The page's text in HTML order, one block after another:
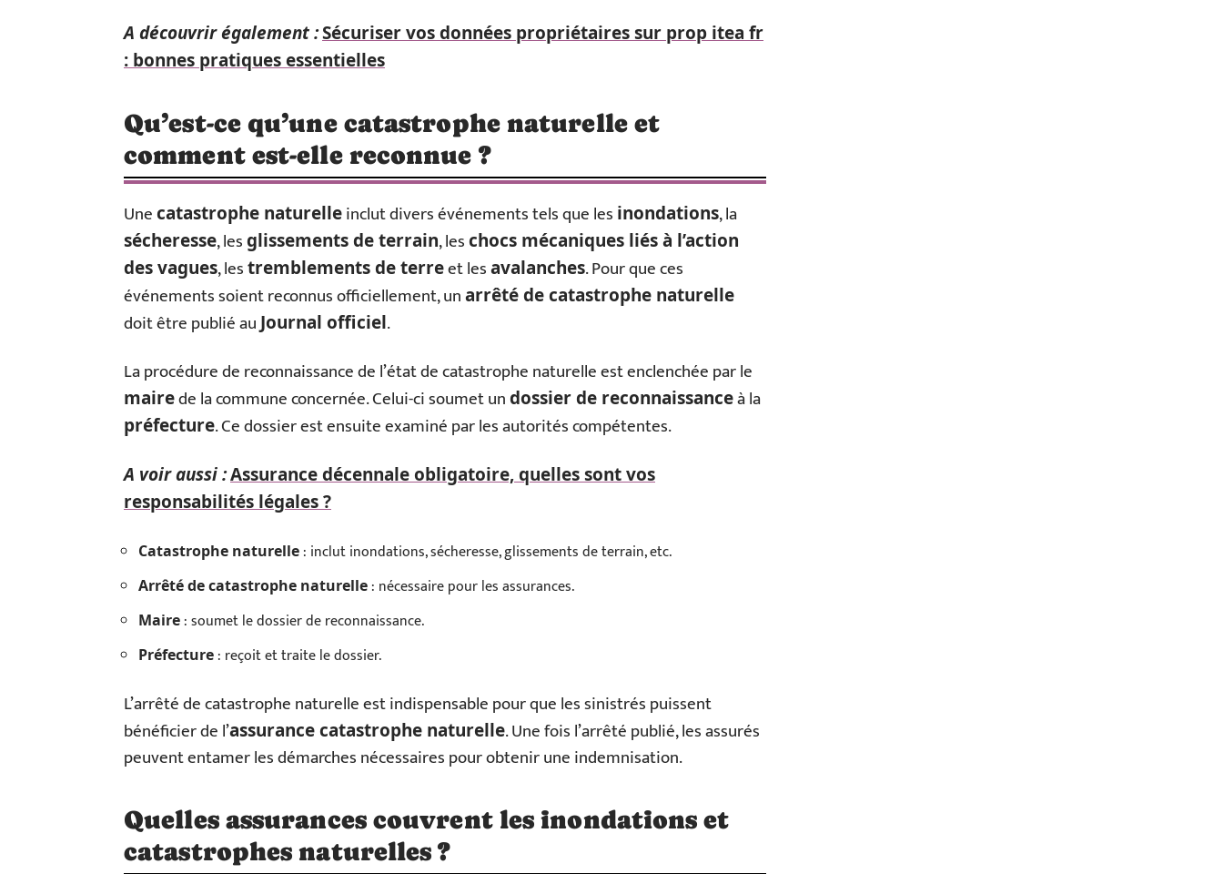
A découvrir également :Sécuriser vos données propriétaires sur prop itea fr
: bonnes pratiques essentielles
Qu’est-ce qu’une catastrophe naturelle et
comment est-elle reconnue ?
Unecatastrophe naturelleinclut divers événements tels que les inondations, la
sécheresse, lesglissements de terrain, leschocs mécaniques liés à l’action
des vagues, lestremblements de terreet lesavalanches. Pour que ces
événements soient reconnus officiellement, unarrêté de catastrophe naturelle
doit être publié auJournal officiel.
La procédure de reconnaissance de l’état de catastrophe naturelle est enclenchée par le
mairede la commune concernée. Celui-ci soumet undossier de reconnaissanceà la
préfecture. Ce dossier est ensuite examiné par les autorités compétentes.
A voir aussi :Assurance décennale obligatoire, quelles sont vos
responsabilités légales ?
Catastrophe naturelle : inclut inondations, sécheresse, glissements de terrain, etc.
Arrêté de catastrophe naturelle : nécessaire pour les assurances.
Maire : soumet le dossier de reconnaissance.
Préfecture : reçoit et traite le dossier.
L’arrêté de catastrophe naturelle est indispensable pour que les sinistrés puissent
bénéficier de l’assurance catastrophe naturelle. Une fois l’arrêté publié, les assurés
peuvent entamer les démarches nécessaires pour obtenir une indemnisation.
Quelles assurances couvrent les inondations et
catastrophes naturelles ?